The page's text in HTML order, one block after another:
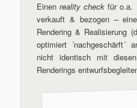
Einenreality check für o.a.
verkauft & bezogen –
Rendering & Realisierung
optimiert
nicht identisch mit
Renderings